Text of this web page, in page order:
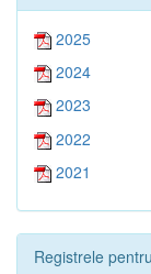
2025
2024
2023
2022
2021
Registrele